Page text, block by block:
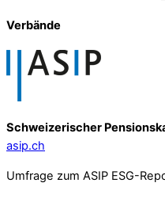
Verbände
Schweizerischer
asip.ch
Umfrage zum ASIP ESG-